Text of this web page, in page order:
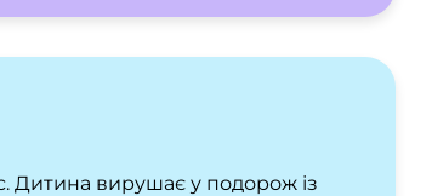
Дитина вирушає у подорож із